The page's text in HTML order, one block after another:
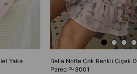
Yaka
Bella Notte Çok Renkli Çiçek
Pareo P-3001